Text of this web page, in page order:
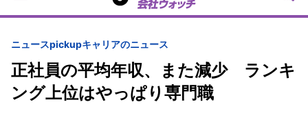
ニュースpickupキャリアのニュース
正社員の平均年収、また減少 ランキ
ング上位はやっぱり専門職